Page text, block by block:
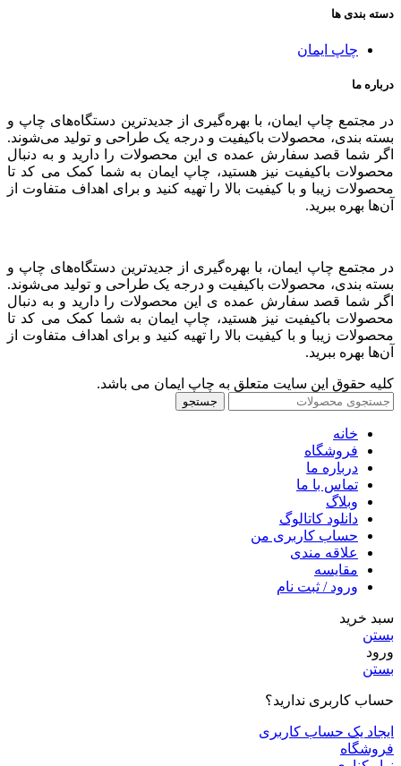
دسته بندی ها
چاپ ایمان
درباره ما
در مجتمع چاپ ایمان، با بهره‌گیری از جدیدترین دستگاه‌های چاپ و
بسته بندی، محصولات باکیفیت و درجه یک طراحی و تولید می‌شوند.
اگر شما قصد سفارش عمده ی این محصولات را دارید و به‌ دنبال
محصولات باکیفیت نیز هستید، چاپ ایمان به شما کمک می کد تا
محصولات زیبا و با کیفیت بالا را تهیه کنید و برای اهداف متفاوت از
آن‌ها بهره ببرید.
در مجتمع چاپ ایمان، با بهره‌گیری از جدیدترین دستگاه‌های چاپ و
بسته بندی، محصولات باکیفیت و درجه یک طراحی و تولید می‌شوند.
اگر شما قصد سفارش عمده ی این محصولات را دارید و به‌ دنبال
محصولات باکیفیت نیز هستید، چاپ ایمان به شما کمک می کد تا
محصولات زیبا و با کیفیت بالا را تهیه کنید و برای اهداف متفاوت از
آن‌ها بهره ببرید.
کلیه حقوق این سایت متعلق به چاپ ایمان می باشد.
جستجو
خانه
فروشگاه
درباره ما
تماس با ما
وبلاگ
دانلود کاتالوگ
حساب کاربری من
علاقه مندی
مقايسه
ورود / ثبت نام
سبد خرید
بستن
ورود
بستن
حساب کاربری ندارید؟
ایجاد یک حساب کاربری
فروشگاه